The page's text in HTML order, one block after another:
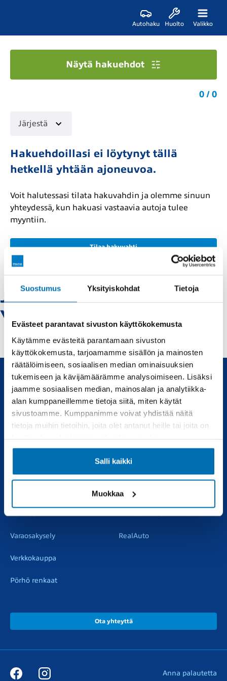
Suostumus Yksityiskohdat Tietoja
Evästeet parantavat sivuston käyttökokemusta
Käytämme evästeitä parantamaan sivuston
käyttökokemusta, tarjoamamme sisällön ja mainosten
räätälöimiseen, sosiaalisen median ominaisuuksien
tukemiseen ja kävijämäärämme analysoimiseen. Lisäksi
jaamme sosiaalisen median, mainosalan ja analytiikka-
alan kumppaneillemme tietoja siitä, miten käytät
sivustoamme. Kumppanimme voivat yhdistää näitä
tietoja muihin tietoihin, joita olet antanut heille tai joita on
Salli kaikki
Muokkaa
Autohaku Huolto Valikko
Jeep-kuusamo -
Vaihtoautot
Näytä hakuehdot
0 / 0
Järjestä
Hakuehdoillasi ei löytynyt tällä
hetkellä yhtään ajoneuvoa.
Voit halutessasi tilata hakuvahdin ja olemme sinuun
yhteydessä, kun hakuasi vastaavia autoja tulee
myyntiin.
Tilaa hakuvahti
Uudet ja käytetyt autot, sekä huollot joka tarpeeseen.
Automyynti Huolto
Vauriokorjaus
Varaosakysely
Verkkokauppa
Pörhö renkaat
RealAuto
Ota yhteyttä
Anna palautetta